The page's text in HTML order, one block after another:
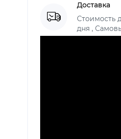
Доставка
Стоимость
дня ,